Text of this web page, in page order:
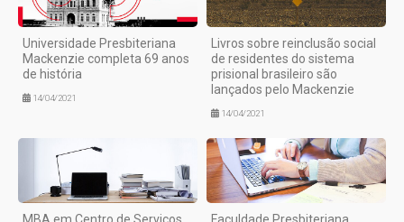
Universidade Presbiteriana
Mackenzie completa 69 anos
de história
14/04/2021
Livros sobre reinclusão social
de residentes do sistema
prisional brasileiro são
lançados pelo Mackenzie
14/04/2021